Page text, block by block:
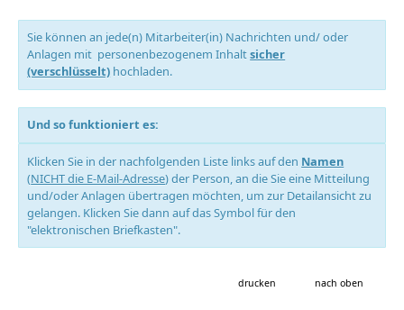
Sie können an jede(n) Mitarbeiter(in) Nachrichten und/ oder
Anlagen mit personenbezogenem Inhaltsicher
(verschlüsselt) hochladen.
Und so funktioniert es:
Klicken Sie in der nachfolgenden Liste links auf den Namen
(NICHT die E-Mail-Adresse) der Person, an die Sie eine Mitteilung
und/oder Anlagen übertragen möchten, um zur Detailansicht zu
gelangen. Klicken Sie dann auf das Symbol für den
"elektronischen Briefkasten".
drucken nach oben